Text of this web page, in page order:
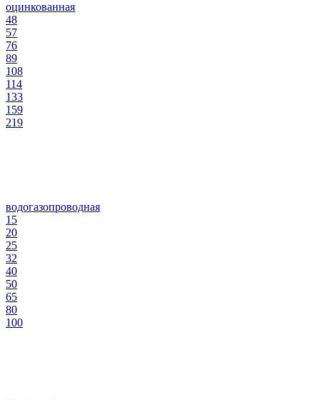
оцинкованная
48
57
76
89
108
114
133
159
219
водогазопроводная
15
20
25
32
40
50
65
80
100